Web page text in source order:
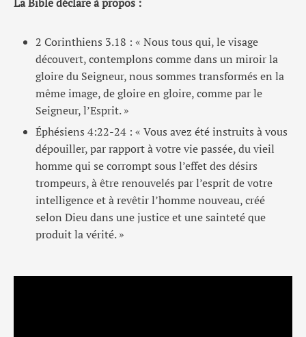
2 Corinthiens 3.18 : « Nous tous qui, le visage
découvert, contemplons comme dans un miroir la
gloire du Seigneur, nous sommes transformés en la
même image, de gloire en gloire, comme par le
Seigneur, l’Esprit. »
Éphésiens 4:22-24 : « Vous avez été instruits à vous
dépouiller, par rapport à votre vie passée, du vieil
homme qui se corrompt sous l’effet des désirs
trompeurs, à être renouvelés par l’esprit de votre
intelligence et à revêtir l’homme nouveau, créé
selon Dieu dans une justice et une sainteté que
produit la vérité. »